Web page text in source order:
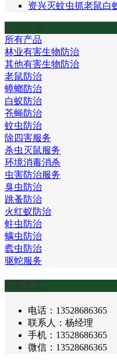
资兴灭蚊虫抓老鼠白
产品分类
所有产品
林业有害生物防治
其他有害生物防治
老鼠防治
蟑螂防治
白蚁防治
苍蝇防治
蚊虫防治
除四害服务
杀虫灭鼠服务
环境消毒消杀
虫害防治服务
臭虫防治
跳蚤防治
火红蚁防治
蛀虫防治
螨虫防治
蠹虫防治
驱蛇服务
联系方式
电话：13528686365
联系人：杨经理
手机：13528686365
微信：13528686365